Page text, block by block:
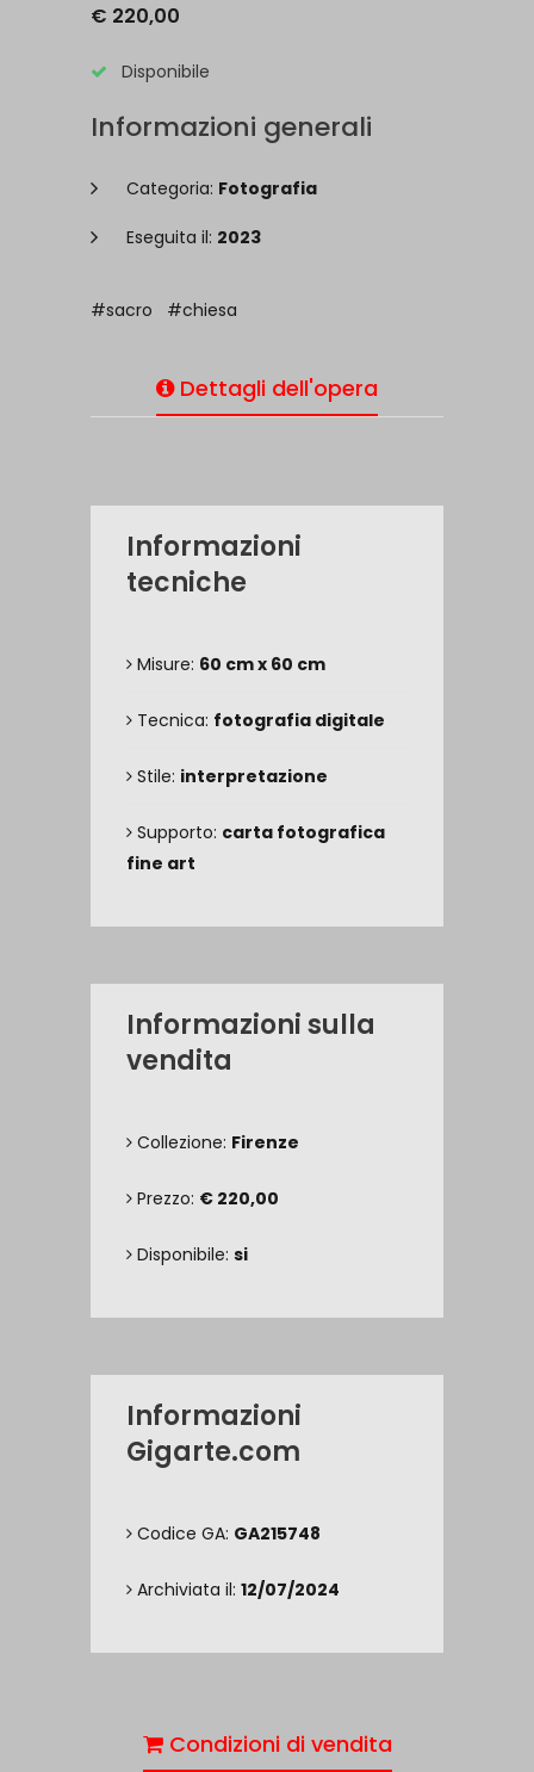
€ 220,00
Disponibile
Informazioni generali
Categoria: Fotografia
Eseguita il: 2023
#sacro #chiesa
Dettagli dell'opera
Informazioni
tecniche
Misure: 60 cm x 60 cm
Tecnica: fotografia digitale
Stile: interpretazione
Supporto: carta fotografica
fine art
Informazioni sulla
vendita
Collezione: Firenze
Prezzo: € 220,00
Disponibile: si
Informazioni
Gigarte.com
Codice GA: GA215748
Archiviata il: 12/07/2024
Condizioni di vendita